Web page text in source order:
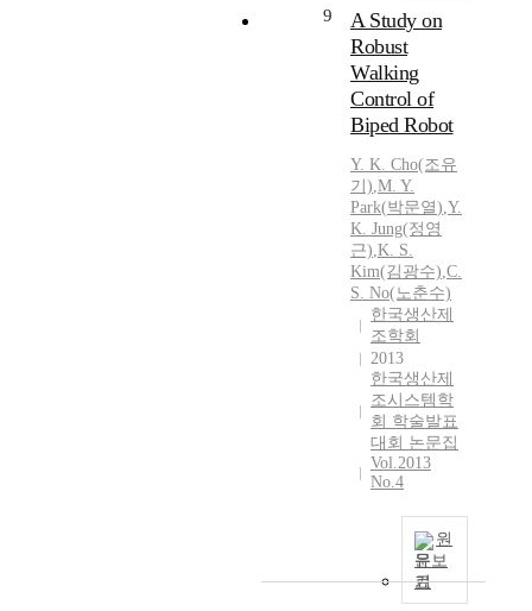
9
A Study on
Robust
Walking
Control of
Biped Robot
Y. K. Cho(조유
기),M. Y.
Park(박문열),Y.
K. Jung(정영
근),K. S.
Kim(김광수),C.
S. No(노춘수)
한국생산제
조학회
2013
한국생산제
조시스템학
회 학술발표
대회 논문집
Vol.2013
No.4
원
문보
기